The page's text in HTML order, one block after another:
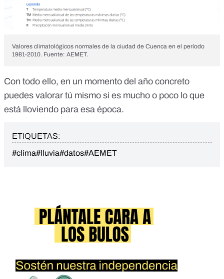
Valores climatológicos normales de la ciudad de Cuenca en el período
1981-2010. Fuente: AEMET.
Con todo ello, en un momento del año concreto
puedes valorar tú mismo si es mucho o poco lo que
está lloviendo para esa época.
ETIQUETAS:
#clima#lluvia#datos#AEMET